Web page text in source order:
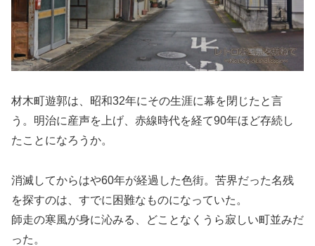
材木町遊郭は、昭和32年にその生涯に幕を閉じたと言
う。明治に産声を上げ、赤線時代を経て90年ほど存続し
たことになろうか。
消滅してからはや60年が経過した色街。苦界だった名残
を探すのは、すでに困難なものになっていた。
師走の寒風が身に沁みる、どことなくうら寂しい町並みだ
った。